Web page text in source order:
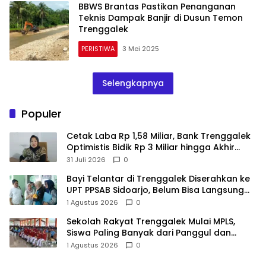
BBWS Brantas Pastikan Penanganan
Teknis Dampak Banjir di Dusun Temon
Trenggalek
PERISTIWA 3 Mei 2025
Selengkapnya
Populer
Cetak Laba Rp 1,58 Miliar, Bank Trenggalek
Optimistis Bidik Rp 3 Miliar hingga Akhir
Tahun
31 Juli 2026 0
Bayi Telantar di Trenggalek Diserahkan ke
UPT PPSAB Sidoarjo, Belum Bisa Langsung
Diadopsi
1 Agustus 2026 0
Sekolah Rakyat Trenggalek Mulai MPLS,
Siswa Paling Banyak dari Panggul dan
Gandusari
1 Agustus 2026 0